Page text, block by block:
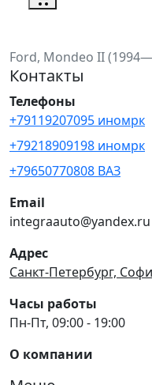
Ford, Mondeo II
Контакты
Телефоны
+79119207095 иномрк
+79218909198 иномрк
+79650770808 ВАЗ
Email
integraauto@yandex.ru
Адрес
Санкт-Петербург,
Часы работы
Пн-Пт, 09:00 - 19:00
О компании